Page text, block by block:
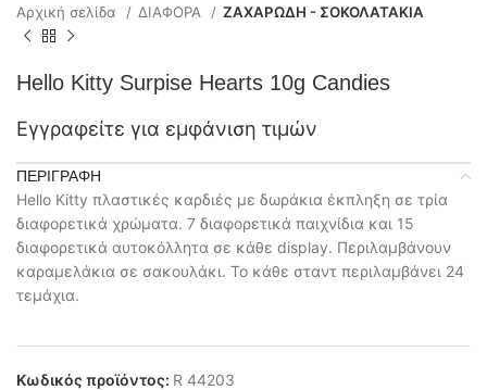
Αρχική σελίδα ΔΙΑΦΟΡΑ ΖΑΧΑΡΩΔΗ - ΣΟΚΟΛΑΤΑΚΙΑ
Hello Kitty Surpise Hearts 10g Candies
Εγγραφείτε για εμφάνιση τιμών
ΠΕΡΙΓΡΑΦΉ
Hello Kitty πλαστικές καρδιές με δωράκια έκπληξη σε τρία
διαφορετικά χρώματα. 7 διαφορετικά παιχνίδια και 15
διαφορετικά αυτοκόλλητα σε κάθε display. Περιλαμβάνουν
καραμελάκια σε σακουλάκι. Το κάθε σταντ περιλαμβάνει 24
τεμάχια.
Κωδικός προϊόντος: R 44203